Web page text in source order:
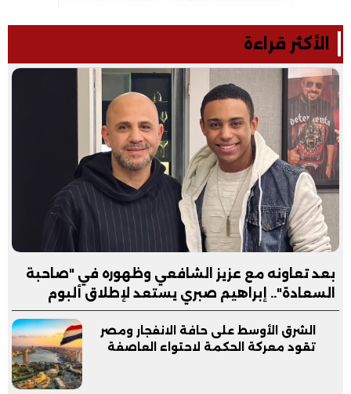
الأكثر قراءة
بعد تعاونه مع عزيز الشافعي وظهوره في "صاحبة
السعادة".. إبراهيم صبري يستعد لإطلاق ألبوم
"كلام"
الشرق الأوسط على حافة الانفجار ومصر
تقود معركة الحكمة لاحتواء العاصفة